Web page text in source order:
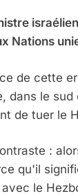
Nations
de cette
dans le
de tuer le
:
qu'il
le